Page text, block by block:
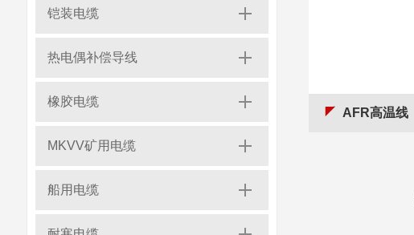
铠装电缆
热电偶补偿导线
橡胶电缆
MKVV矿用电缆
船用电缆
AFR高温线